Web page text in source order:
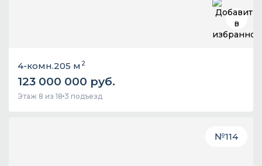
4-комн.205 м 2
123 000 000 руб.
Этаж 8 из 18 3 подъезд
№114